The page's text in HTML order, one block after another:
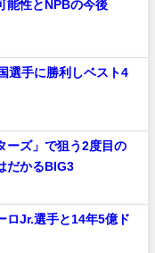
能性とNPBの今後
選手に勝利しベスト4
ーズ」で狙う2度目の
だかるBIG3
ロJr.選手と14年5億ド